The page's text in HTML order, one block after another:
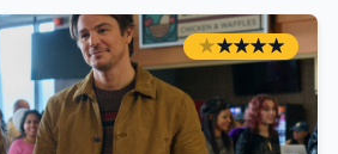
★★
★★
★★
★★
★ ★